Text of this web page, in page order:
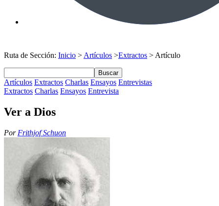
Ruta de Sección: Inicio > Artículos >Extractos > Artículo
Buscar
Artículos Extractos Charlas Ensayos Entrevistas
Extractos Charlas Ensayos Entrevista
Ver a Dios
Por Frithjof Schuon